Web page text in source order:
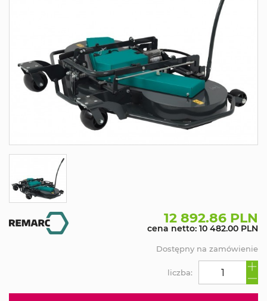
12 892.86 PLN
cena netto: 10 482.00 PLN
liczba:
Dostępny na zamówienie